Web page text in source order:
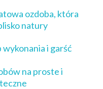
ozdoba, która
natury
wykonania i garść
na proste i